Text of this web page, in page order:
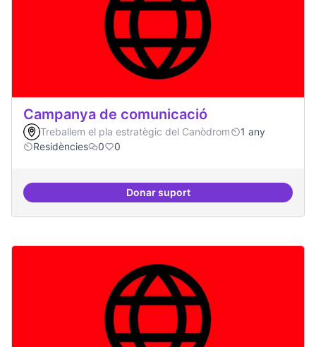
Campanya de comunicació
Treballem el pla estratègic del Canòdrom
1 any
Residències
0 0
Donar suportCampanya de comunicació